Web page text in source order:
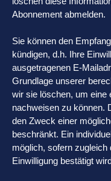
Abonnement abmelden.
Sie können den
kündigen, d.h. Ihre
ausgetragenen E-
Grundlage unserer
wir sie löschen, um eine
nachweisen zu können.
den Zweck einer
beschränkt. Ein
möglich, sofern zugleich
Einwilligung bestätigt